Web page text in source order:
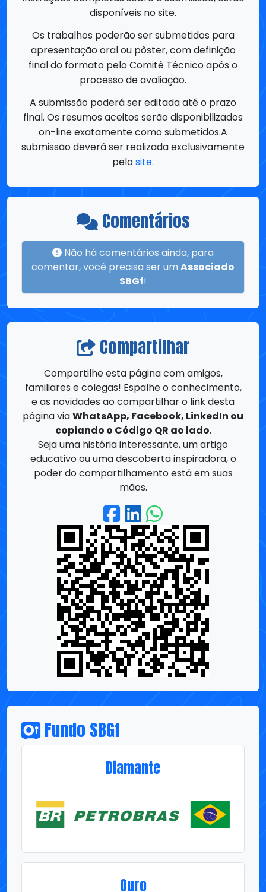
final do formato pelo Comitê Técnico após o
processo de avaliação.
A submissão poderá ser editada até o prazo
final. Os resumos aceitos serão disponibilizados
on-line exatamente como submetidos.A
submissão deverá ser realizada exclusivamente
pelosite.
Comentários
comentar, você precisa ser umAssociado
SBGf!
Compartilhar
Compartilhe esta página com amigos,
familiares e colegas! Espalhe o conhecimento,
e as novidades ao compartilhar o link desta
página via
WhatsApp, Facebook, LinkedIn ou
copiando o Código QR ao lado.
Seja uma história interessante, um artigo
educativo ou uma descoberta inspiradora, o
poder do compartilhamento está em suas
mãos.
Fundo SBGf
Diamante